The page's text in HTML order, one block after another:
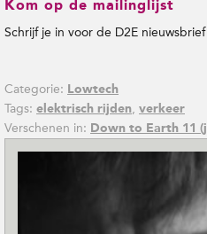
Kom op de mailinglijst
Schrijf je in voor de D2E nieuwsbrief
Categorie: Lowtech
Tags: elektrisch rijden, verkeer
Verschenen in: Down to Earth 11